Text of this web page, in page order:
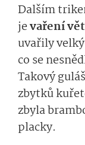
Dalším
jevaření
uvařily
co se
Takový
zbytků
zbyla
placky.